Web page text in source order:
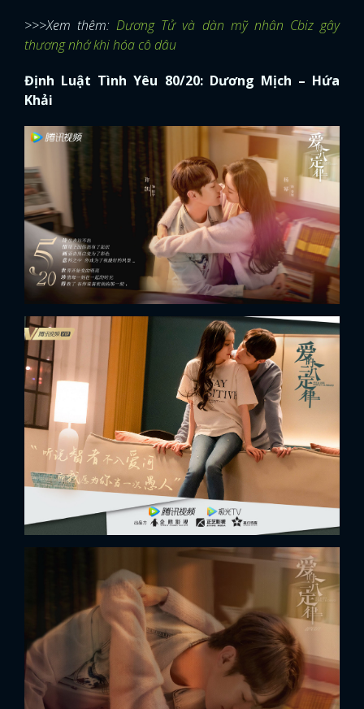
>>>Xem thêm:Dương Tử và dàn mỹ nhân Cbiz gây
thương nhớ khi hóa cô dâu
Định Luật Tình Yêu 80/20: Dương Mịch – Hứa
Khải